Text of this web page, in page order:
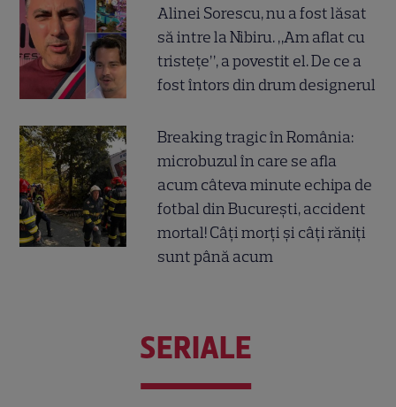
Alinei Sorescu, nu a fost lăsat
să intre la Nibiru. „Am aflat cu
tristețe”, a povestit el. De ce a
fost întors din drum designerul
Breaking tragic în România:
microbuzul în care se afla
acum câteva minute echipa de
fotbal din București, accident
mortal! Câți morți și câți răniți
sunt până acum
SERIALE